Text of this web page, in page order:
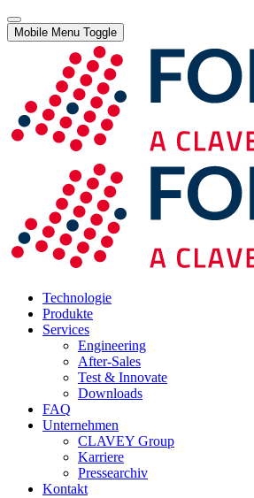
Mobile Menu Toggle
Technologie
Produkte
Services
Engineering
After-Sales
Test & Innovate
Downloads
FAQ
Unternehmen
CLAVEY Group
Karriere
Pressearchiv
Kontakt